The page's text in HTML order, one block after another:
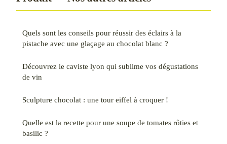
Quels sont les conseils pour réussir des éclairs à la
pistache avec une glaçage au chocolat blanc ?
Découvrez le caviste lyon qui sublime vos dégustations
de vin
Sculpture chocolat : une tour eiffel à croquer !
Quelle est la recette pour une soupe de tomates rôties et
basilic ?